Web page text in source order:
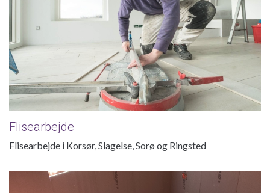
Flisearbejde
Flisearbejde i Korsør, Slagelse, Sorø og Ringsted
Gulvvarme